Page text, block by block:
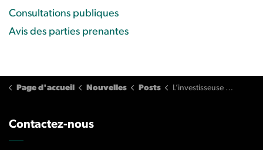
Consultations publiques
Avis des parties prenantes
Page d'accueil Nouvelles Posts L’investisseuse perd l’accès à son compte de courtage après que la société a mis fin à leur relation
Contactez-nous